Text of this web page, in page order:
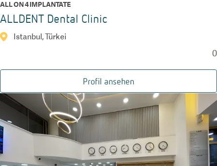
ALL ON 4 IMPLANTATE
ALLDENT Dental Clinic
Istanbul, Türkei
0
Profil ansehen